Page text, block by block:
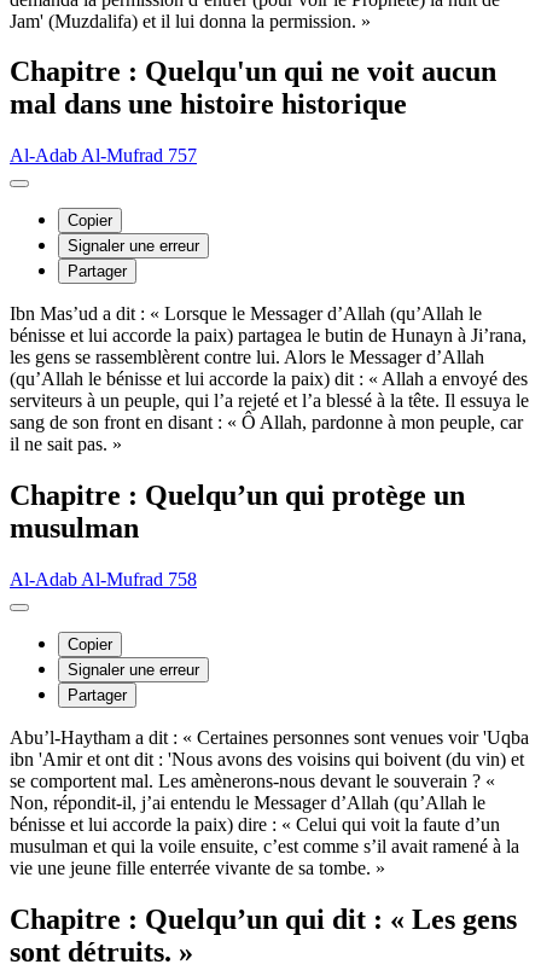
Jam' (Muzdalifa) et il lui donna la permission. »
Chapitre : Quelqu'un qui ne voit aucun
mal dans une histoire historique
Al-Adab Al-Mufrad 757
Copier
Signaler une erreur
Partager
Ibn Mas’ud a dit : « Lorsque le Messager d’Allah (qu’Allah le
bénisse et lui accorde la paix) partagea le butin de Hunayn à Ji’rana,
les gens se rassemblèrent contre lui. Alors le Messager d’Allah
(qu’Allah le bénisse et lui accorde la paix) dit : « Allah a envoyé des
serviteurs à un peuple, qui l’a rejeté et l’a blessé à la tête. Il essuya le
sang de son front en disant : « Ô Allah, pardonne à mon peuple, car
il ne sait pas. »
Chapitre : Quelqu’un qui protège un
musulman
Al-Adab Al-Mufrad 758
Copier
Signaler une erreur
Partager
Abu’l-Haytham a dit : « Certaines personnes sont venues voir 'Uqba
ibn 'Amir et ont dit : 'Nous avons des voisins qui boivent (du vin) et
se comportent mal. Les amènerons-nous devant le souverain ? «
Non, répondit-il, j’ai entendu le Messager d’Allah (qu’Allah le
bénisse et lui accorde la paix) dire : « Celui qui voit la faute d’un
musulman et qui la voile ensuite, c’est comme s’il avait ramené à la
vie une jeune fille enterrée vivante de sa tombe. »
Chapitre : Quelqu’un qui dit : « Les gens
sont détruits. »